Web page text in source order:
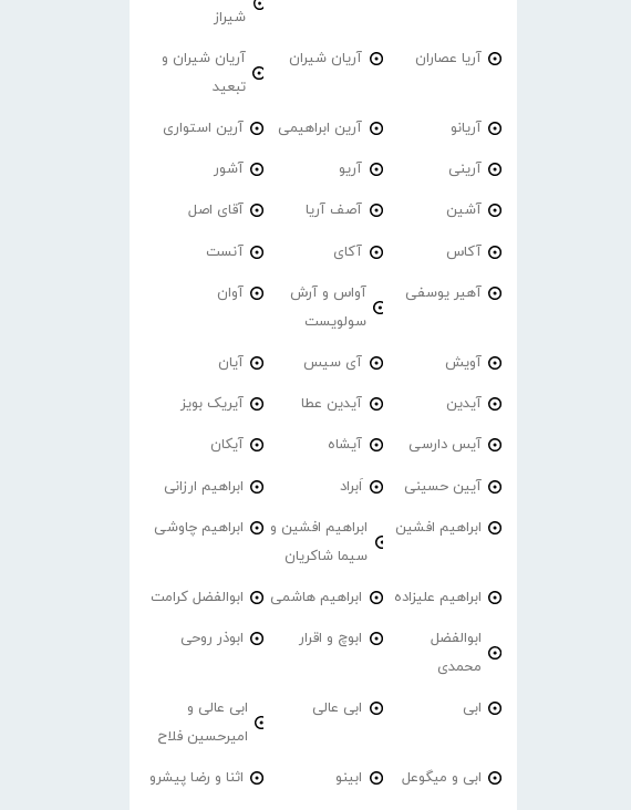
شیراز
آریا عصاران آریان شیران
آریان شیران و
تبعید
آریانو آرین ابراهیمی آرین استواری
آرینی آریو آشور
آشین آصف آریا آقای اصل
آکاس آکای آنست
آهیر یوسفی
آواس و آرش
سولویست
آوان
آویش آی سیس آیان
آیدین آیدین عطا آیریک بویز
آیس دارسی آیشاه آیکان
آیین حسینی اَبراد ابراهیم ارزانی
ابراهیم افشین
ابراهیم افشین و
سیما شاکریان
ابراهیم چاوشی
ابراهیم علیزاده ابراهیم هاشمی ابوالفضل کرامت
ابوالفضل
محمدی
ابوچ و اقرار ابوذر روحی
ابی ابی عالی
ابی عالی و
امیرحسین فلاح
ابی و میگوعل ابینو اثنا و رضا پیشرو